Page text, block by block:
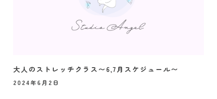
大人のストレッチクラス〜6,7月スケジュール〜
2024年6月2日